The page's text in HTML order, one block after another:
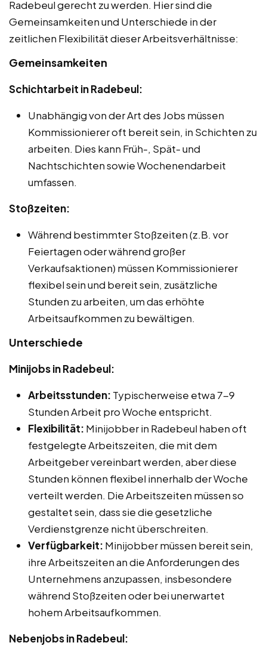
Radebeul gerecht zu werden. Hier sind die
Gemeinsamkeiten und Unterschiede in der
zeitlichen Flexibilität dieser Arbeitsverhältnisse:
Gemeinsamkeiten
Schichtarbeit in Radebeul:
Unabhängig von der Art des Jobs müssen
Kommissionierer oft bereit sein, in Schichten zu
arbeiten. Dies kann Früh-, Spät- und
Nachtschichten sowie Wochenendarbeit
umfassen.
Stoßzeiten:
Während bestimmter Stoßzeiten (z.B. vor
Feiertagen oder während großer
Verkaufsaktionen) müssen Kommissionierer
flexibel sein und bereit sein, zusätzliche
Stunden zu arbeiten, um das erhöhte
Arbeitsaufkommen zu bewältigen.
Unterschiede
Minijobs in Radebeul:
Arbeitsstunden: Typischerweise etwa 7-9
Stunden Arbeit pro Woche entspricht.
Flexibilität: Minijobber in Radebeul haben oft
festgelegte Arbeitszeiten, die mit dem
Arbeitgeber vereinbart werden, aber diese
Stunden können flexibel innerhalb der Woche
verteilt werden. Die Arbeitszeiten müssen so
gestaltet sein, dass sie die gesetzliche
Verdienstgrenze nicht überschreiten.
Verfügbarkeit: Minijobber müssen bereit sein,
ihre Arbeitszeiten an die Anforderungen des
Unternehmens anzupassen, insbesondere
während Stoßzeiten oder bei unerwartet
hohem Arbeitsaufkommen.
Nebenjobs in Radebeul: